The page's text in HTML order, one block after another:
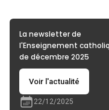
La newsletter de
l'Enseignement
de décembre 2025
Voir l'actualité
22/12/2025